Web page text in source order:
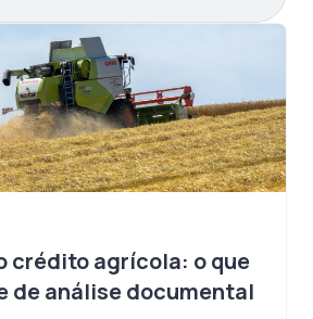
crédito agrícola: o que